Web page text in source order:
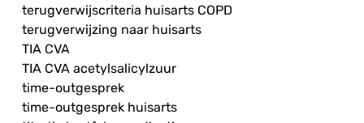
terugverwijscriteria huisarts COPD
terugverwijzing naar huisarts
TIA CVA
TIA CVA acetylsalicylzuur
time-outgesprek
time-outgesprek huisarts